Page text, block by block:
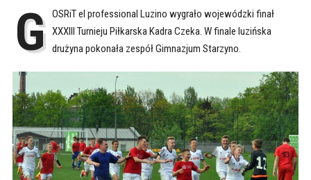
G OSRiT el professional Luzino wygrało wojewódzki finał
XXXIII Turnieju Piłkarska Kadra Czeka. W finale luzińska
drużyna pokonała zespół Gimnazjum Starzyno.